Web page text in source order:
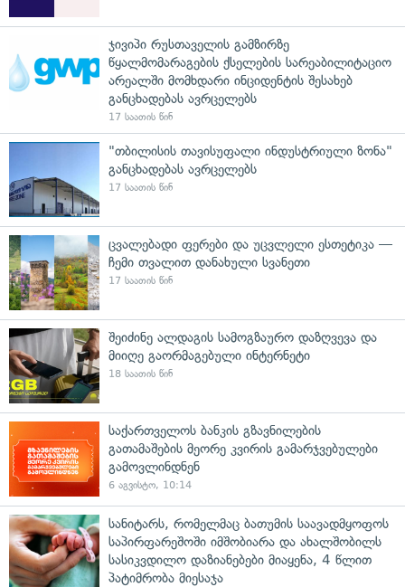
ჯივიპი რუსთაველის გამზირზე
წყალმომარაგების ქსელების სარეაბილიტაციო
არეალში მომხდარი ინციდენტის შესახებ
განცხადებას ავრცელებს
17 საათის წინ
"თბილისის თავისუფალი ინდუსტრიული ზონა"
განცხადებას ავრცელებს
17 საათის წინ
ცვალებადი ფერები და უცვლელი ესთეტიკა —
ჩემი თვალით დანახული სვანეთი
17 საათის წინ
შეიძინე ალდაგის სამოგზაურო დაზღვევა და
მიიღე გაორმაგებული ინტერნეტი
18 საათის წინ
საქართველოს ბანკის გზავნილების
გათამაშების მეორე კვირის გამარჯვებულები
გამოვლინდნენ
6 აგვისტო, 10:14
სანიტარს, რომელმაც ბათუმის საავადმყოფოს
საპირფარეშოში იმშობიარა და ახალშობილს
სასიკვდილო დაზიანებები მიაყენა, 4 წლით
პატიმრობა მიესაჯა